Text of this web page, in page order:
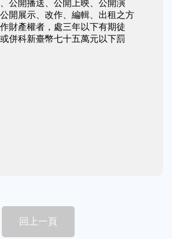
公開播送、公開上映、公開演
開展示、改作、編輯、出租之方
財產權者，處三年以下有期徒
併科新臺幣七十五萬元以下罰
回上一頁